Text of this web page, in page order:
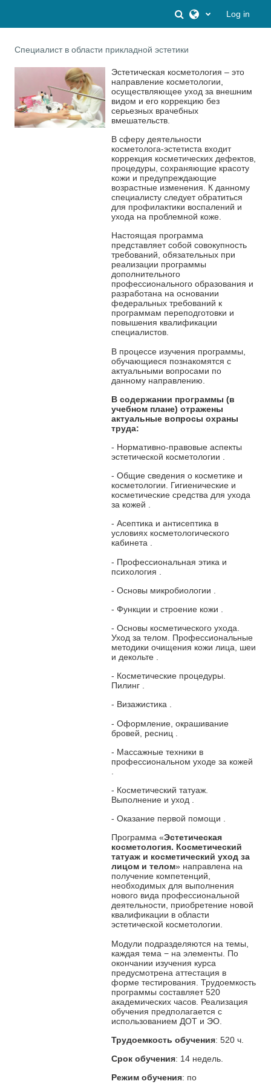
Toggle search
Log in
Специалист в области прикладной эстетики
Эстетическая косметология – это
направление косметологии,
осуществляющее уход за внешним
видом и его коррекцию без
серьезных врачебных
вмешательств.
В сферу деятельности
косметолога-эстетиста входит
коррекция косметических дефектов,
процедуры, сохраняющие красоту
кожи и предупреждающие
возрастные изменения. К данному
специалисту следует обратиться
для профилактики воспалений и
ухода на проблемной коже.
Настоящая программа
представляет собой совокупность
требований, обязательных при
реализации программы
дополнительного
профессионального образования и
разработана на основании
федеральных требований к
программам переподготовки и
повышения квалификации
специалистов.
В процессе изучения программы,
обучающиеся познакомятся с
актуальными вопросами по
данному направлению.
В содержании программы (в
учебном плане) отражены
актуальные вопросы охраны
труда:
- Нормативно-правовые аспекты
эстетической косметологии
- Общие сведения о косметике и
косметологии. Гигиенические и
косметические средства для ухода
за кожей
- Асептика и антисептика в
условиях косметологического
кабинета .
- Профессиональная этика и
психология
- Основы микробиологии
- Функции и строение кожи
- Основы косметического ухода.
Уход за телом. Профессиональные
методики очищения кожи лица, шеи
и декольте
- Косметические процедуры.
Пилинг .
- Визажистика .
- Оформление, окрашивание
бровей, ресниц
- Массажные техники в
профессиональном уходе за кожей
- Косметический татуаж.
Выполнение и уход
- Оказание первой помощи
Программа «Эстетическая
косметология. Косметический
татуаж и косметический уход за
лицом и телом» направлена на
получение компетенций,
необходимых для выполнения
нового вида профессиональной
деятельности, приобретение новой
квалификации в области
эстетической косметологии.
Модули подразделяются на темы,
каждая тема − на элементы. По
окончании изучения курса
предусмотрена аттестация в
форме тестирования. Трудоемкость
программы составляет 520
академических часов. Реализация
обучения предполагается с
использованием ДОТ и ЭО.
Трудоемкость обучения: 520 ч.
Срок обучения: 14 недель.
Режим обучения: по